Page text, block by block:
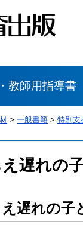
教師用指導書
書写
英語
> 一般書籍 > 特別支
遅れの
遅れの子